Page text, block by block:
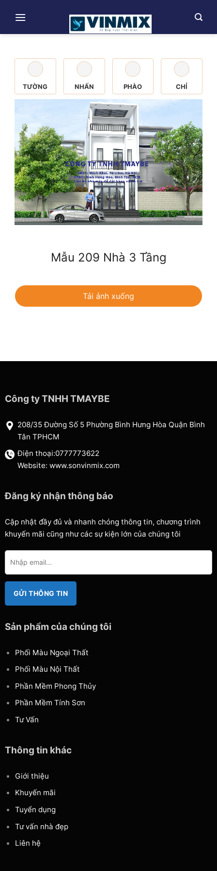
TƯỜNG NHẤN PHÀO CHỈ
Mẫu 209 Nhà 3 Tầng
Tải ảnh xuống
Công ty TNHH TMAYBE
208/35 Đường Số 5 Phường Bình Hưng Hòa Quận Bình
Tân TPHCM
Điện thoại:0777773622
Website: www.sonvinmix.com
Đăng ký nhận thông báo
Cập nhật đầy đủ và nhanh chóng thông tin, chương trình
khuyến mãi cũng như các sự kiện lớn của chúng tôi
Sản phẩm của chúng tôi
Phối Màu Ngoại Thất
Phối Màu Nội Thất
Phần Mềm Phong Thủy
Phần Mềm Tính Sơn
Tư Vấn
Thông tin khác
Giới thiệu
Khuyến mãi
Tuyển dụng
Tư vấn nhà đẹp
Liên hệ